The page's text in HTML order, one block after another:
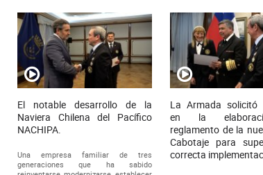
El notable desarrollo de la
Naviera Chilena del Pacífico
NACHIPA.
Una empresa familiar de tres
generaciones que ha sabido
La Armada solicitó
en la
reglamento de la
Cabotaje para
correcta